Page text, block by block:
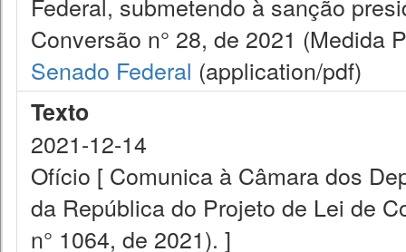
Conversão n° 28, de 2021 (Medida
Senado Federal (application/pdf)
Texto
2021-12-14
Ofício [ Comunica à Câmara dos
da República do Projeto de Lei de
n° 1064, de 2021). ]